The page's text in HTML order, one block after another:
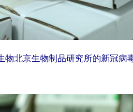
北京生物制品研究所的新冠病